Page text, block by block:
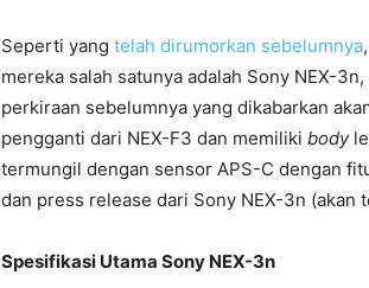
Seperti yang telah dirumorkan sebelumnya
mereka salah satunya adalah Sony NEX-
perkiraan sebelumnya yang dikabarkan
pengganti dari NEX-F3 dan memiliki body
termungil dengan sensor APS-C dengan
dan press release dari Sony NEX-3n (akan
Spesifikasi Utama Sony NEX-3n